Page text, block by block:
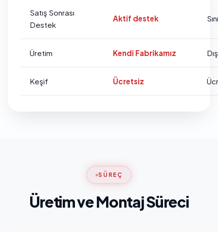
Satış Sonrası
Destek
Aktif destek
Üretim Kendi Fabrikamız
Keşif Ücretsiz
SÜREÇ
Üretim ve Montaj Süreci